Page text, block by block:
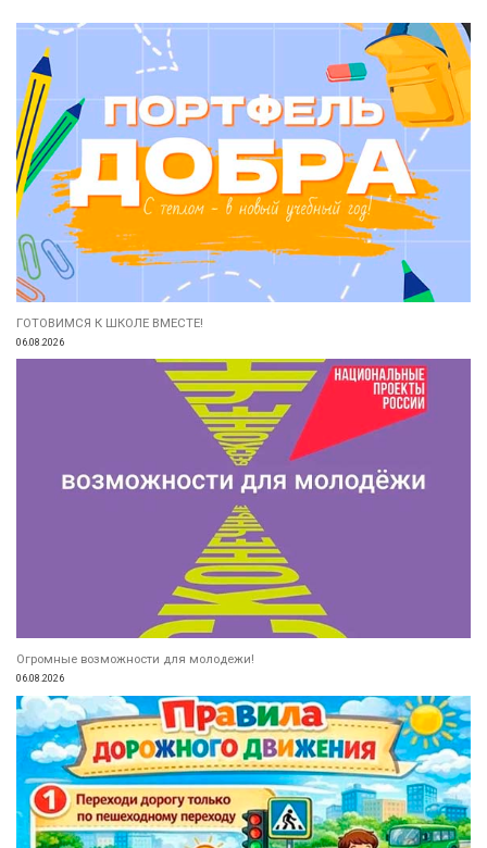
ГОТОВИМСЯ К ШКОЛЕ ВМЕСТЕ!
06.08.2026
Огромные возможности для молодежи!
06.08.2026